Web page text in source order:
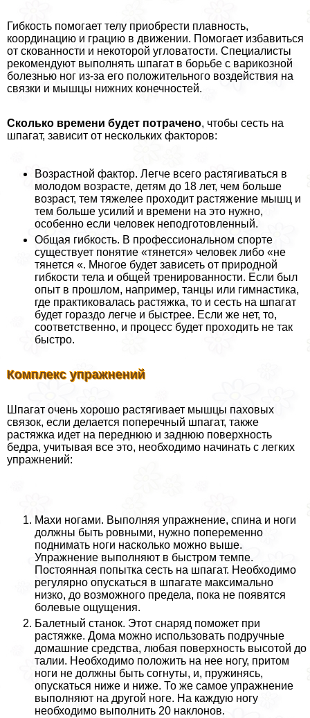
Гибкость помогает телу приобрести плавность,
координацию и грацию в движении. Помогает избавиться
от скованности и некоторой угловатости. Специалисты
рекомендуют выполнять шпагат в борьбе с варикозной
болезнью ног из-за его положительного воздействия на
связки и мышцы нижних конечностей.
Сколько времени будет потрачено, чтобы сесть на
шпагат, зависит от нескольких факторов:
Возрастной фактор. Легче всего растягиваться в
молодом возрасте, детям до 18 лет, чем больше
возраст, тем тяжелее проходит растяжение мышц и
тем больше усилий и времени на это нужно,
особенно если человек неподготовленный.
Общая гибкость. В профессиональном спорте
существует понятие «тянется» человек либо «не
тянется «. Многое будет зависеть от природной
гибкости тела и общей тренированности. Если был
опыт в прошлом, например, танцы или гимнастика,
где пpaктиковалась растяжка, то и сесть на шпагат
будет гораздо легче и быстрее. Если же нет, то,
соответственно, и процесс будет проходить не так
быстро.
Комплекс упражнений
Шпагат очень хорошо растягивает мышцы паховых
связок, если делается поперечный шпагат, также
растяжка идет на переднюю и заднюю поверхность
бедра, учитывая все это, необходимо начинать с легких
упражнений:
Махи ногами. Выполняя упражнение, спина и ноги
должны быть ровными, нужно попеременно
поднимать ноги насколько можно выше.
Упражнение выполняют в быстром темпе.
Постоянная попытка сесть на шпагат. Необходимо
регулярно опускаться в шпагате максимально
низко, до возможного предела, пока не появятся
болевые ощущения.
Балетный станок. Этот снаряд поможет при
растяжке. Дома можно использовать подручные
домашние средства, любая поверхность высотой до
талии. Необходимо положить на нее ногу, притом
ноги не должны быть согнуты, и, пружинясь,
опускаться ниже и ниже. То же самое упражнение
выполняют на другой ноге. На каждую ногу
необходимо выполнить 20 наклонов.